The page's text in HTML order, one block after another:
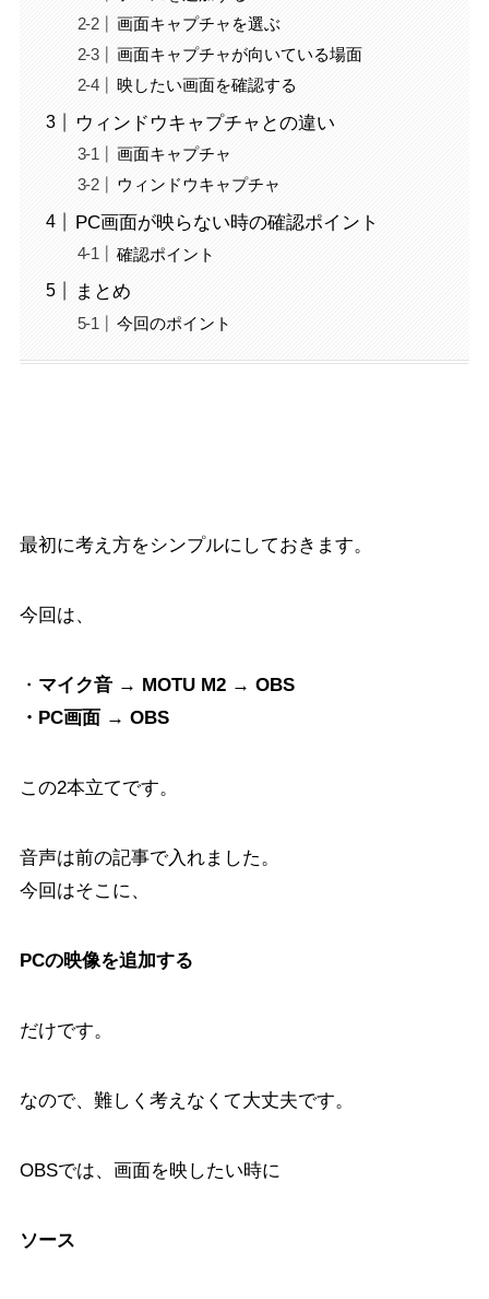
画面キャプチャを選ぶ
画面キャプチャが向いている場面
映したい画面を確認する
ウィンドウキャプチャとの違い
画面キャプチャ
ウィンドウキャプチャ
PC画面が映らない時の確認ポイント
確認ポイント
まとめ
今回のポイント
最初に考え方をシンプルにしておきます。
今回は、
・ マイク音 → MOTU M2 → OBS
・PC画面 → OBS
この2本立てです。
音声は前の記事で入れました。
今回はそこに、
PCの映像を追加する
だけです。
なので、難しく考えなくて大丈夫です。
OBSでは、画面を映したい時に
ソース